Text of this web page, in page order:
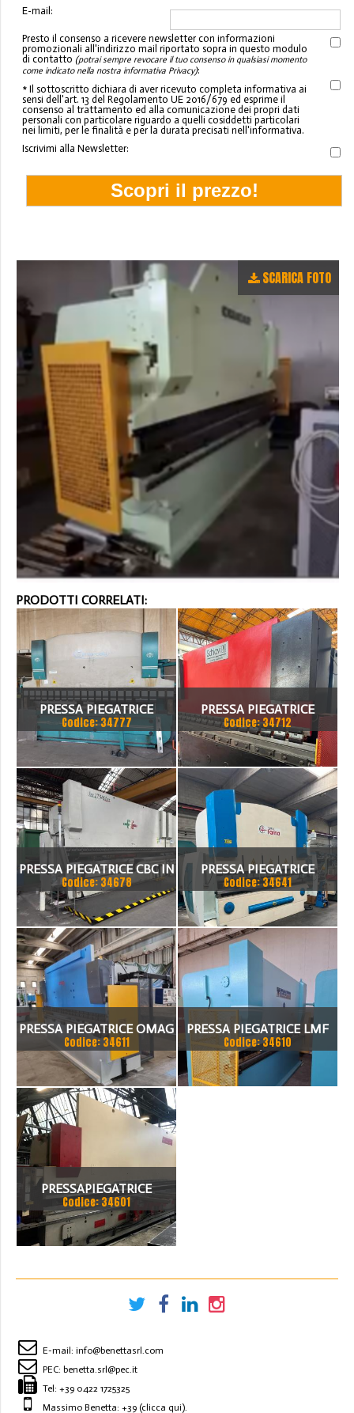
E-mail:
Presto il consenso a ricevere newsletter con informazioni
promozionali all'indirizzo mail riportato sopra in questo modulo
di contatto (potrai sempre revocare il tuo consenso in qualsiasi momento
come indicato nella nostra informativa Privacy):
* Il sottoscritto dichiara di aver ricevuto completa informativa ai
sensi dell'art. 13 del Regolamento UE 2016/679 ed esprime il
consenso al trattamento ed alla comunicazione dei propri dati
personali con particolare riguardo a quelli cosiddetti particolari
nei limiti, per le finalità e per la durata precisati nell'informativa.
Iscrivimi alla Newsletter:
SCARICA FOTO
PRODOTTI CORRELATI:
PRESSA PIEGATRICE
VIMERCATI 80X4175
Codice: 34777
PRESSA PIEGATRICE
SCHIAVI 6 ASSI 3000 X 100
TON
Codice: 34712
PRESSA PIEGATRICE CBC IN
TANDEM
Codice: 34678
PRESSA PIEGATRICE
FARINA 3000 X 130 TON
Codice: 34641
PRESSA PIEGATRICE OMAG
EPB 10036100 TON X 4MT
Codice: 34611
PRESSA PIEGATRICE LMF
100 TON. / 4100MM
Codice: 34610
PRESSAPIEGATRICE
BEYELER DEL 2002 A CNC
7.200 MM X 200 TON
Codice: 34601
E-mail: info@benettasrl.com
PEC: benetta.srl@pec.it
Tel: +39 0422 1725325
Massimo Benetta: +39 (clicca qui).